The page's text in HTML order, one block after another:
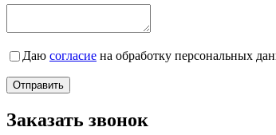
Даю согласие на обработку персональных
Заказать звонок